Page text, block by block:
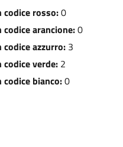
codice rosso:0
arancione:0
codice azzurro: 3
codice verde: 2
codice bianco:0